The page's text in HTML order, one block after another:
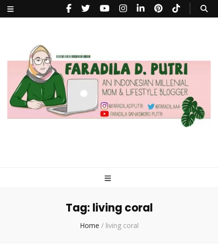
Tag: living coral
Home / living coral